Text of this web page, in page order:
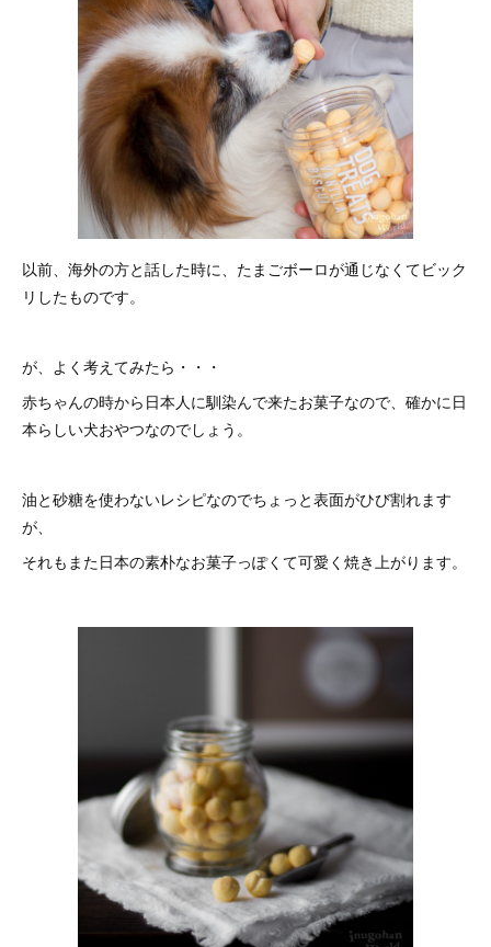
以前、海外の方と話した時に、たまごボーロが通じなくてビック
リしたものです。
が、よく考えてみたら・・・
赤ちゃんの時から日本人に馴染んで来たお菓子なので、確かに日
本らしい犬おやつなのでしょう。
油と砂糖を使わないレシピなのでちょっと表面がひび割れます
が、
それもまた日本の素朴なお菓子っぽくて可愛く焼き上がります。